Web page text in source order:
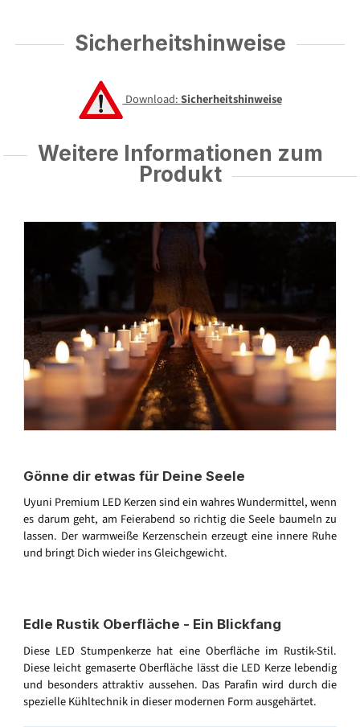
Sicherheitshinweise
Download:Sicherheitshinweise
Weitere Informationen zum
Produkt
Gönne dir etwas für Deine Seele
Uyuni Premium LED Kerzen sind ein wahres Wundermittel, wenn
es darum geht, am Feierabend so richtig die Seele baumeln zu
lassen. Der warmweiße Kerzenschein erzeugt eine innere Ruhe
und bringt Dich wieder ins Gleichgewicht.
Edle Rustik Oberfläche - Ein Blickfang
Diese LED Stumpenkerze hat eine Oberfläche im Rustik-Stil.
Diese leicht gemaserte Oberfläche lässt die LED Kerze lebendig
und besonders attraktiv aussehen. Das Parafin wird durch die
spezielle Kühltechnik in dieser modernen Form ausgehärtet.